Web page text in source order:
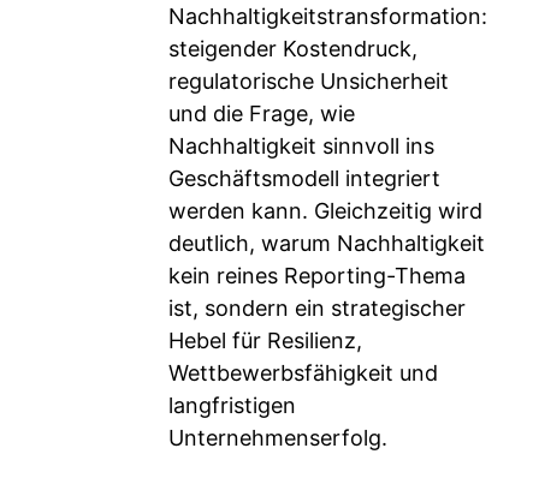
Nachhaltigkeitstransformation:
steigender Kostendruck,
regulatorische Unsicherheit
und die Frage, wie
Nachhaltigkeit sinnvoll ins
Geschäftsmodell integriert
werden kann. Gleichzeitig wird
deutlich, warum Nachhaltigkeit
kein reines Reporting-Thema
ist, sondern ein strategischer
Hebel für Resilienz,
Wettbewerbsfähigkeit und
langfristigen
Unternehmenserfolg.